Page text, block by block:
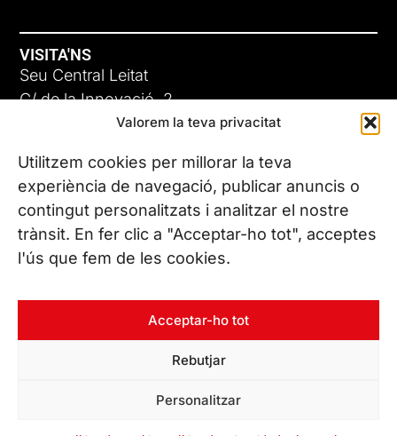
Valorem la teva privacitat
Utilitzem cookies per millorar la teva
experiència de navegació, publicar anuncis o
contingut personalitzats i analitzar el nostre
trànsit. En fer clic a "Acceptar-ho tot", acceptes
l'ús que fem de les cookies.
Acceptar-ho tot
Rebutjar
Personalitzar
VISITA'NS
Seu Central Leitat
C/ de la Innovació, 2
08225 Terrassa, (Barcelona)
Coneix les nostres seus
CONTACTA’NS
Tel. (+34) 937 882 300